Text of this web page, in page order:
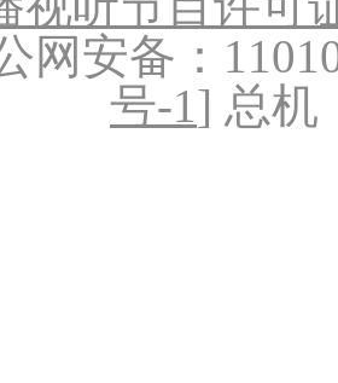
网安备：
号-1] 总机